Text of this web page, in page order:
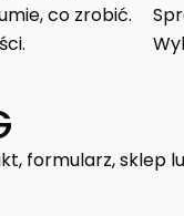
co zrobić.
formularz, sklep